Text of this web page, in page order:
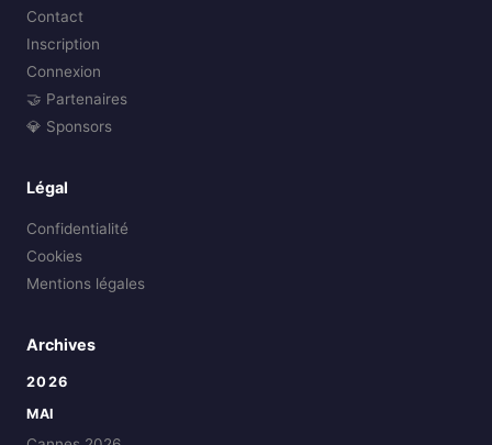
Contact
Inscription
Connexion
🤝 Partenaires
💎 Sponsors
Légal
Confidentialité
Cookies
Mentions légales
Archives
2026
MAI